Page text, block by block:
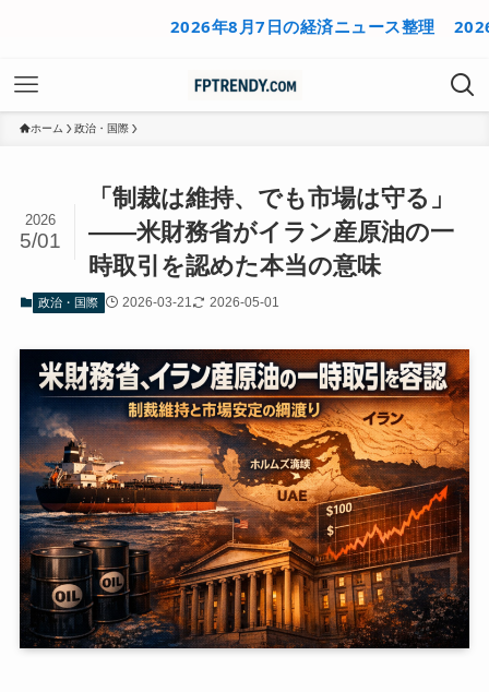
2026年8月7日の経済ニュース整理 2026年8月
ホーム 政治・国際
「制裁は維持、でも市場は守る」
——米財務省がイラン産原油の一
時取引を認めた本当の意味
2026
5/01
政治・国際 2026-03-21 2026-05-01